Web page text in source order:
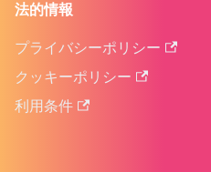
法的情報
プライバシーポリシー
クッキーポリシー
利用条件